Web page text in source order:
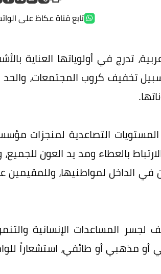
تابع قناة عكاظ على
تدرج في أولوياتها العناية
تخفيف كروب المجتمعات،
التصاعدية لمنجزات
بالعطاء ومد يد العون
في الداخل لمواطنيها، وللمقيمين
المساعدات الإنسانية
أو مذهبي أو طائفي، استشعاراً